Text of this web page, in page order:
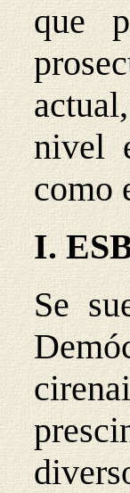
que
nivel
como
I.
Se